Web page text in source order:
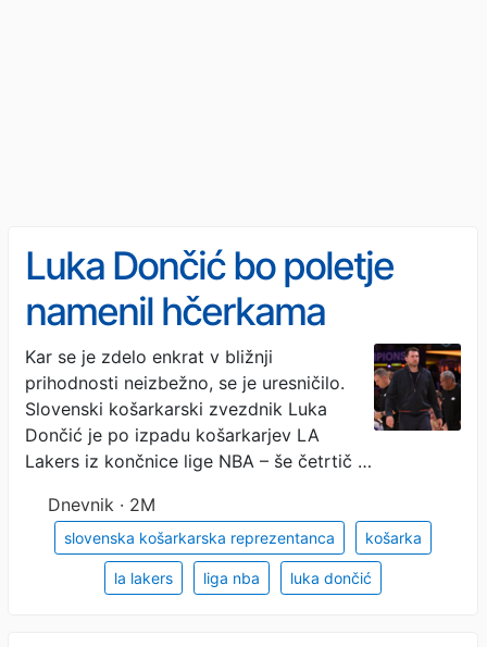
Luka Dončić bo poletje
namenil hčerkama
Kar se je zdelo enkrat v bližnji
prihodnosti neizbežno, se je uresničilo.
Slovenski košarkarski zvezdnik Luka
Dončić je po izpadu košarkarjev LA
Lakers iz končnice lige NBA – še četrtič …
Dnevnik · 2M
slovenska košarkarska reprezentanca košarka
la lakers liga nba luka dončić